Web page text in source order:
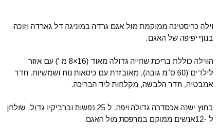
וילה כריסטינה ממוקמת מול אגם גרדה במוניגה דל גארדה וזוכה
בנוף יפיפה של האגם.
הווילה כוללת בריכת שחייה גדולה מאוד (16×8 מ ‘) עם אזור
לילדים (60 ס”מ גובה), מאובזרת עם כיסאות נוח ושמשיות. חדר
אמבטיה, חדר הלבשה, מקלחות ליד הבריכה.
בחוץ ישנה אכסדרה גדולה ויפה, ל 25 נפשות וברביקיו גדול. שולחן
ל -12אנשים ממוקם במרפסת מול האגם